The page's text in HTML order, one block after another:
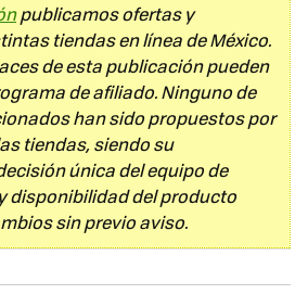
publicamos ofertas y
tiendas en línea de México.
de esta publicación pueden
de afiliado. Ninguno de
han sido propuestos por
tiendas, siendo su
única del equipo de
disponibilidad del producto
sin previo aviso.